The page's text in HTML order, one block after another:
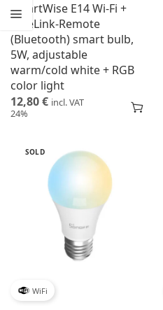
SmartWise E14 Wi-Fi +
eWeLink-Remote
(Bluetooth) smart bulb,
5W, adjustable
warm/cold white + RGB
color light
12,80€ incl. VAT
24%
SOLD
WiFi